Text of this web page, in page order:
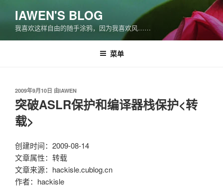
容
IAWEN'S BLOG
我喜欢这样自由的随手涂鸦，因为我喜欢风……
菜单
发
布
于
2009年9月10日 由IAWEN
突破ASLR保护和编译器栈保护<转
载>
创建时间：2009-08-14
文章属性：转载
文章来源：hackisle.cublog.cn
作者：hackisle